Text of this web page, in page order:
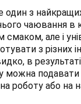
з
чаювання в
смаком, але і
з різних
в
можна
роботу або на